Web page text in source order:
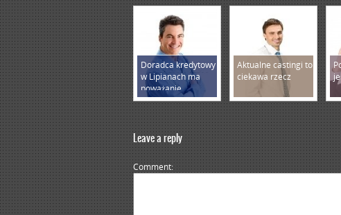
Doradca kredytowy
w Lipianach ma
poważanie
Aktualne castingi to
ciekawa rzecz
Leave a reply
Comment